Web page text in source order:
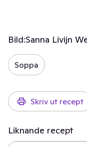
Bild:Sanna Livijn
Soppa
Skriv ut recept
Liknande recept